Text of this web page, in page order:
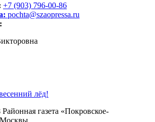
+7 (903) 796-00-86
pochta@szaopressa.ru
лёд!
Районная газета «Покровское-